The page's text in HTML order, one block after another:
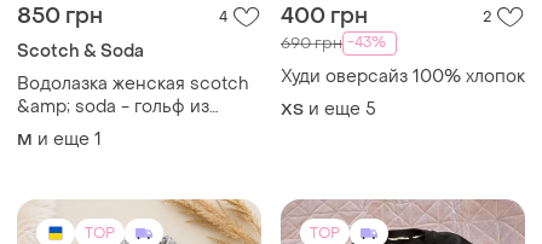
850 грн 4
Scotch & Soda
Водолазка женская scotch
&amp; soda - гольф из
тонкого трикотажного
лиоцелла l
M и еще 1
400 грн 2
690 грн -43%
Худи оверсайз 100% хлопок
ХS и еще 5
TOP TOP